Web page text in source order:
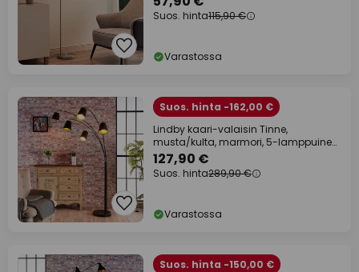
Suos. hinta115,90 €
Varastossa
Suos. hinta -162,00 €
Lindby kaari-valaisin Tinne,
musta/kulta, marmori, 5-lamppuinen,
E14
127,90 €
Suos. hinta289,90 €
Varastossa
Suos. hinta -150,00 €